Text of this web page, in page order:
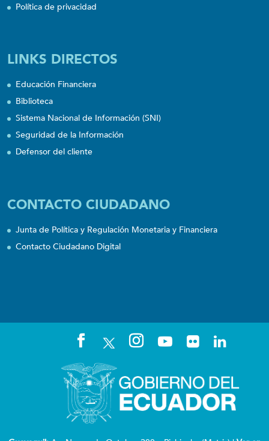
Política de privacidad
LINKS DIRECTOS
Educación Financiera
Biblioteca
Sistema Nacional de Información (SNI)
Seguridad de la Información
Defensor del cliente
CONTACTO CIUDADANO
Junta de Política y Regulación Monetaria y Financiera
Contacto Ciudadano Digital